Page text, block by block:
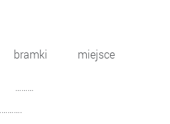
bramki miejsce
………